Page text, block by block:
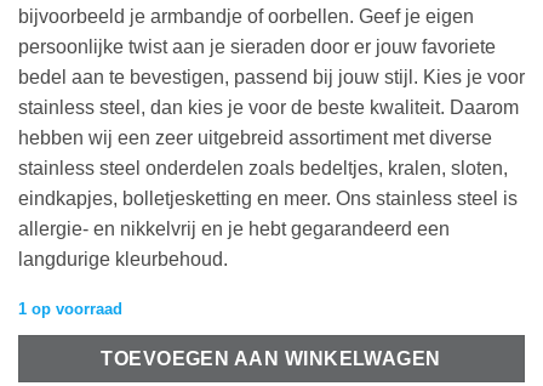
bijvoorbeeld je armbandje of oorbellen. Geef je eigen
persoonlijke twist aan je sieraden door er jouw favoriete
bedel aan te bevestigen, passend bij jouw stijl. Kies je voor
stainless steel, dan kies je voor de beste kwaliteit. Daarom
hebben wij een zeer uitgebreid assortiment met diverse
stainless steel onderdelen zoals bedeltjes, kralen, sloten,
eindkapjes, bolletjesketting en meer. Ons stainless steel is
allergie- en nikkelvrij en je hebt gegarandeerd een
langdurige kleurbehoud.
1 op voorraad
TOEVOEGEN AAN WINKELWAGEN